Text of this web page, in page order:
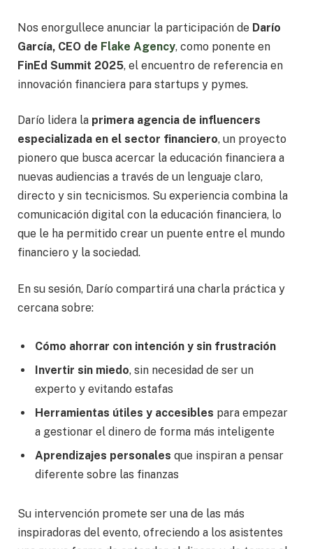
Nos enorgullece anunciar la participación de Darío
García, CEO de Flake Agency, como ponente en
FinEd Summit 2025, el encuentro de referencia en
innovación financiera para startups y pymes.
Darío lidera la primera agencia de influencers
especializada en el sector financiero, un proyecto
pionero que busca acercar la educación financiera a
nuevas audiencias a través de un lenguaje claro,
directo y sin tecnicismos. Su experiencia combina la
comunicación digital con la educación financiera, lo
que le ha permitido crear un puente entre el mundo
financiero y la sociedad.
En su sesión, Darío compartirá una charla práctica y
cercana sobre:
Cómo ahorrar con intención y sin frustración
Invertir sin miedo, sin necesidad de ser un
experto y evitando estafas
Herramientas útiles y accesibles para empezar
a gestionar el dinero de forma más inteligente
Aprendizajes personales que inspiran a pensar
diferente sobre las finanzas
Su intervención promete ser una de las más
inspiradoras del evento, ofreciendo a los asistentes